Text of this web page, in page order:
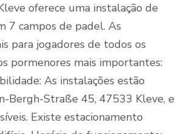
oferece uma instalação de
7 campos de padel. As
para jogadores de todos os
pormenores mais importantes:
As instalações estão
Bergh-Straße 45, 47533 Kleve, e
Existe estacionamento